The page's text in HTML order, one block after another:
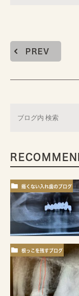
PREV
痛くない入れ歯のブログ
根っこを残すブログ